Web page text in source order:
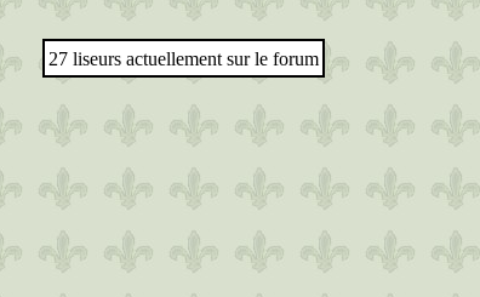
27 liseurs actuellement sur le forum